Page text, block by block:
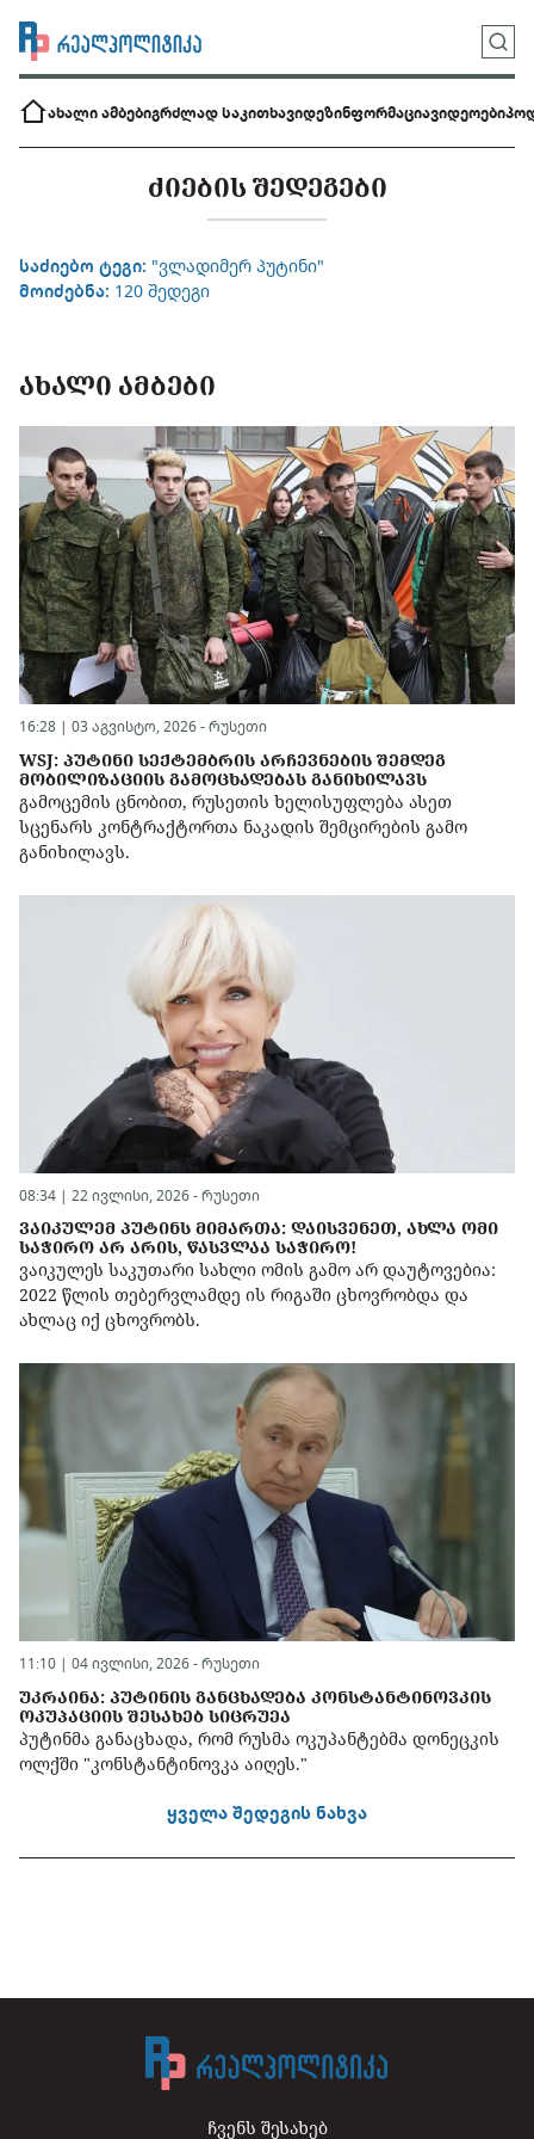
ახალი ამბებიგრძლად საკითხავიდეზინფორმაციავიდეოები
ᲫᲘᲔᲑᲘᲡ ᲨᲔᲓᲔᲒᲔᲑᲘ
საძიებო ტეგი: "ვლადიმერ პუტინი"
მოიძებნა: 120 შედეგი
ᲐᲮᲐᲚᲘ ᲐᲛᲑᲔᲑᲘ
16:28 | 03 აგვისტო, 2026 - რუსეთი
WSJ: ᲞᲣᲢᲘᲜᲘ ᲡᲔᲥᲢᲔᲛᲑᲠᲘᲡ ᲐᲠᲩᲔᲕᲜᲔᲑᲘᲡ ᲨᲔᲛᲓᲔᲒ
ᲛᲝᲑᲘᲚᲘᲖᲐᲪᲘᲘᲡ ᲒᲐᲛᲝᲪᲮᲐᲓᲔᲑᲐᲡ ᲒᲐᲜᲘᲮᲘᲚᲐᲕᲡ
გამოცემის ცნობით, რუსეთის ხელისუფლება ასეთ
სცენარს კონტრაქტორთა ნაკადის შემცირების გამო
განიხილავს.
08:34 | 22 ივლისი, 2026 - რუსეთი
ᲕᲐᲘᲙᲣᲚᲔᲛ ᲞᲣᲢᲘᲜᲡ ᲛᲘᲛᲐᲠᲗᲐ: ᲓᲐᲘᲡᲕᲔᲜᲔᲗ, ᲐᲮᲚᲐ ᲝᲛᲘ
ᲡᲐᲭᲘᲠᲝ ᲐᲠ ᲐᲠᲘᲡ, ᲬᲐᲡᲕᲚᲐᲐ ᲡᲐᲭᲘᲠᲝ!
ვაიკულეს საკუთარი სახლი ომის გამო არ დაუტოვებია:
2022 წლის თებერვლამდე ის რიგაში ცხოვრობდა და
ახლაც იქ ცხოვრობს.
11:10 | 04 ივლისი, 2026 - რუსეთი
ᲣᲙᲠᲐᲘᲜᲐ: ᲞᲣᲢᲘᲜᲘᲡ ᲒᲐᲜᲪᲮᲐᲓᲔᲑᲐ ᲙᲝᲜᲡᲢᲐᲜᲢᲘᲜᲝᲕᲙᲘᲡ
ᲝᲙᲣᲞᲐᲪᲘᲘᲡ ᲨᲔᲡᲐᲮᲔᲑ ᲡᲘᲪᲠᲣᲔᲐ
პუტინმა განაცხადა, რომ რუსმა ოკუპანტებმა დონეცკის
ოლქში "კონსტანტინოვკა აიღეს."
ყველა შედეგის ნახვა
ჩვენს შესახებ